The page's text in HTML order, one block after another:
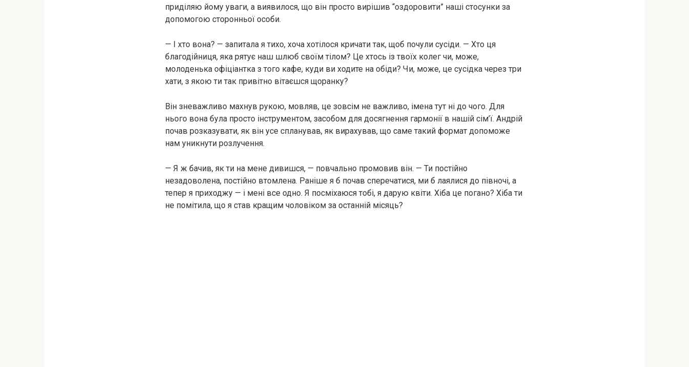
приділяю йому уваги, а виявилося, що він просто вирішив “оздоровити” наші стосунки за
допомогою сторонньої особи.
— І хто вона? — запитала я тихо, хоча хотілося кричати так, щоб почули сусіди. — Хто ця
благодійниця, яка рятує наш шлюб своїм тілом? Це хтось із твоїх колег чи, може,
молоденька офіціантка з того кафе, куди ви ходите на обіди? Чи, може, це сусідка через три
хати, з якою ти так привітно вітаєшся щоранку?
Він зневажливо махнув рукою, мовляв, це зовсім не важливо, імена тут ні до чого. Для
нього вона була просто інструментом, засобом для досягнення гармонії в нашій сім’ї. Андрій
почав розказувати, як він усе спланував, як вирахував, що саме такий формат допоможе
нам уникнути розлучення.
— Я ж бачив, як ти на мене дивишся, — повчально промовив він. — Ти постійно
незадоволена, постійно втомлена. Раніше я б почав сперечатися, ми б лаялися до півночі, а
тепер я приходжу — і мені все одно. Я посміхаюся тобі, я дарую квіти. Хіба це погано? Хіба ти
не помітила, що я став кращим чоловіком за останній місяць?